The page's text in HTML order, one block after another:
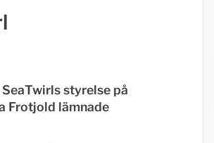
styrelse på
Frotjold lämnade